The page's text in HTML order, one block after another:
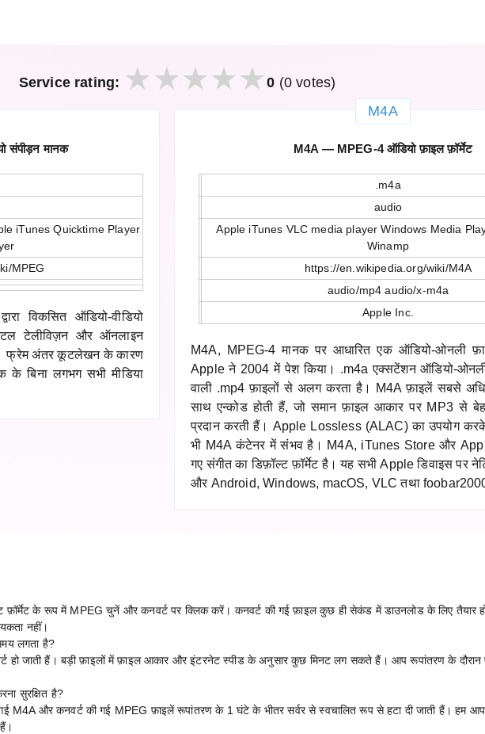
Service rating: 0 (0 votes)
संपीड़न मानक
iTunes Quicktime Player
MPEG
विकसित ऑडियो-वीडियो
टेलीविज़न और ऑनलाइन
फ्रेम अंतर कूटलेखन के कारण
बिना लगभग सभी मीडिया
M4A
M4A — MPEG-4 ऑडियो फ़ाइल फ़ॉर्मेट
.m4a
audio
Apple iTunes VLC media player Windows Media
Winamp
https://en.wikipedia.org/wiki/M4A
audio/mp4 audio/x-m4a
Apple Inc.
M4A, MPEG-4 मानक पर आधारित एक ऑडियो-ओनली
Apple ने 2004 में पेश किया। .m4a एक्सटेंशन ऑडियो-ओनली
वाली .mp4 फ़ाइलों से अलग करता है। M4A फ़ाइलें सबसे
साथ एन्कोड होती हैं, जो समान फ़ाइल आकार पर MP3 से
प्रदान करती हैं। Apple Lossless (ALAC) का उपयोग करके
भी M4A कंटेनर में संभव है। M4A, iTunes Store और
गए संगीत का डिफ़ॉल्ट फ़ॉर्मेट है। यह सभी Apple डिवाइस पर
और Android, Windows, macOS, VLC तथा foobar2000
के रूप में MPEG चुनें और कनवर्ट पर क्लिक करें। कनवर्ट की गई फ़ाइल कुछ ही सेकंड में डाउनलोड के लिए तैयार हो
नहीं।
लगता है?
जाती हैं। बड़ी फ़ाइलों में फ़ाइल आकार और इंटरनेट स्पीड के अनुसार कुछ मिनट लग सकते हैं। आप रूपांतरण के दौरान
सुरक्षित है?
M4A और कनवर्ट की गई MPEG फ़ाइलें रूपांतरण के 1 घंटे के भीतर सर्वर से स्वचालित रूप से हटा दी जाती हैं। हम